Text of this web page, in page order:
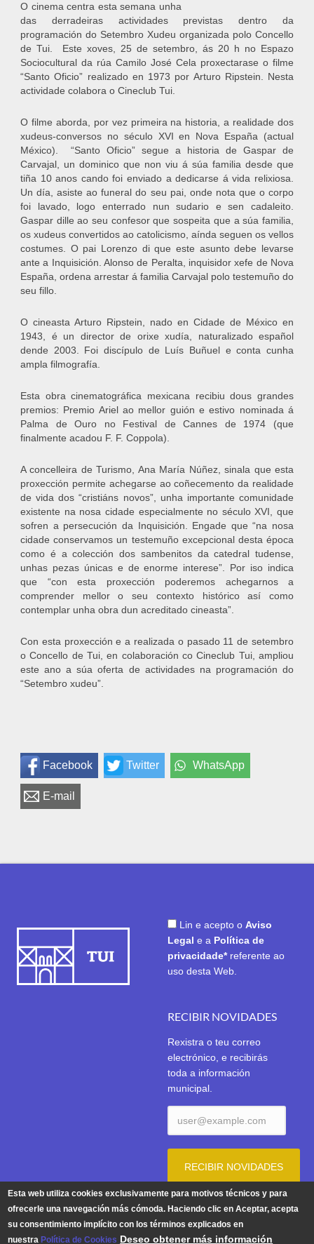
O cinema centra esta semana unha
das derradeiras actividades previstas dentro da
programación do Setembro Xudeu organizada polo Concello
de Tui. Este xoves, 25 de setembro, ás 20 h no Espazo
Sociocultural da rúa Camilo José Cela proxectarase o filme
“Santo Oficio” realizado en 1973 por Arturo Ripstein. Nesta
actividade colabora o Cineclub Tui.
O filme aborda, por vez primeira na historia, a realidade dos
xudeus-conversos no século XVI en Nova España (actual
México). “Santo Oficio” segue a historia de Gaspar de
Carvajal, un dominico que non viu á súa familia desde que
tiña 10 anos cando foi enviado a dedicarse á vida relixiosa.
Un día, asiste ao funeral do seu pai, onde nota que o corpo
foi lavado, logo enterrado nun sudario e sen cadaleito.
Gaspar dille ao seu confesor que sospeita que a súa familia,
os xudeus convertidos ao catolicismo, aínda seguen os vellos
costumes. O pai Lorenzo di que este asunto debe levarse
ante a Inquisición. Alonso de Peralta, inquisidor xefe de Nova
España, ordena arrestar á familia Carvajal polo testemuño do
seu fillo.
O cineasta Arturo Ripstein, nado en Cidade de México en
1943, é un director de orixe xudía, naturalizado español
dende 2003. Foi discípulo de Luís Buñuel e conta cunha
ampla filmografía.
Esta obra cinematográfica mexicana recibiu dous grandes
premios: Premio Ariel ao mellor guión e estivo nominada á
Palma de Ouro no Festival de Cannes de 1974 (que
finalmente acadou F. F. Coppola).
A concelleira de Turismo, Ana María Núñez, sinala que esta
proxección permite achegarse ao coñecemento da realidade
de vida dos “cristiáns novos”, unha importante comunidade
existente na nosa cidade especialmente no século XVI, que
sofren a persecución da Inquisición. Engade que “na nosa
cidade conservamos un testemuño excepcional desta época
como é a colección dos sambenitos da catedral tudense,
unhas pezas únicas e de enorme interese”. Por iso indica
que “con esta proxección poderemos achegarnos a
comprender mellor o seu contexto histórico así como
contemplar unha obra dun acreditado cineasta”.
Con esta proxección e a realizada o pasado 11 de setembro
o Concello de Tui, en colaboración co Cineclub Tui, ampliou
este ano a súa oferta de actividades na programación do
“Setembro xudeu”.
Facebook Twitter WhatsApp
E-mail
Lin e acepto o Aviso
Legal e a Política de
privacidade* referente ao
uso desta Web.
RECIBIR NOVIDADES
Rexistra o teu correo
electrónico, e recibirás
toda a información
municipal.
Aviso Legal |Política de Privacidade|Política de Cookies
Esta web utiliza cookies exclusivamente para motivos técnicos y para
ofrecerle una navegación más cómoda. Haciendo clic en Aceptar, acepta
su consentimiento implícito con los términos explicados en
nuestra Política de Cookies Deseo obtener más información